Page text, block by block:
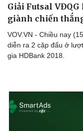
Làm đẹp - giảm cân
Phòng mạch online
Giải Futsal
giành chiến
VOV.VN - Chiều nay
diễn ra 2 cặp đấu ở
gia HDBank 2018.